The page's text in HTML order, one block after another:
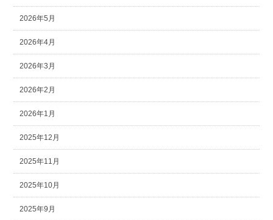
2026年5月
2026年4月
2026年3月
2026年2月
2026年1月
2025年12月
2025年11月
2025年10月
2025年9月